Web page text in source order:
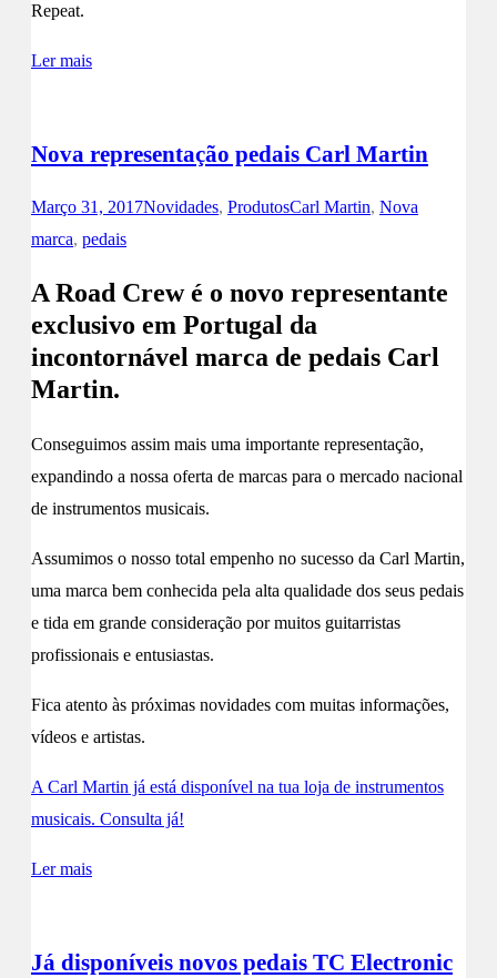
Repeat.
Ler mais
Nova representação pedais Carl Martin
Março 31, 2017Novidades, ProdutosCarl Martin, Nova
marca, pedais
A Road Crew é o novo representante
exclusivo em Portugal da
incontornável marca de pedais Carl
Martin.
Conseguimos assim mais uma importante representação,
expandindo a nossa oferta de marcas para o mercado nacional
de instrumentos musicais.
Assumimos o nosso total empenho no sucesso da Carl Martin,
uma marca bem conhecida pela alta qualidade dos seus pedais
e tida em grande consideração por muitos guitarristas
profissionais e entusiastas.
Fica atento às próximas novidades com muitas informações,
vídeos e artistas.
A Carl Martin já está disponível na tua loja de instrumentos
musicais. Consulta já!
Ler mais
Já disponíveis novos pedais TC Electronic